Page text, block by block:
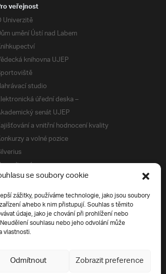
se soubory cookie
zážitky, používáme technologie, jako jsou soubory
a/nebo k nim přistupují. Souhlas s těmito
údaje, jako je chování při prohlížení nebo
souhlasu nebo jeho odvolání může
vlastnosti.
Odmítnout Zobrazit preference
veřejnost
Univerzitě
umění Ústí nad Labem
knihovna UJEP
studio
úřední deska –
senát UJEP
a vnitřní hodnocení kvality
a volné pozice
o nás
zprávy